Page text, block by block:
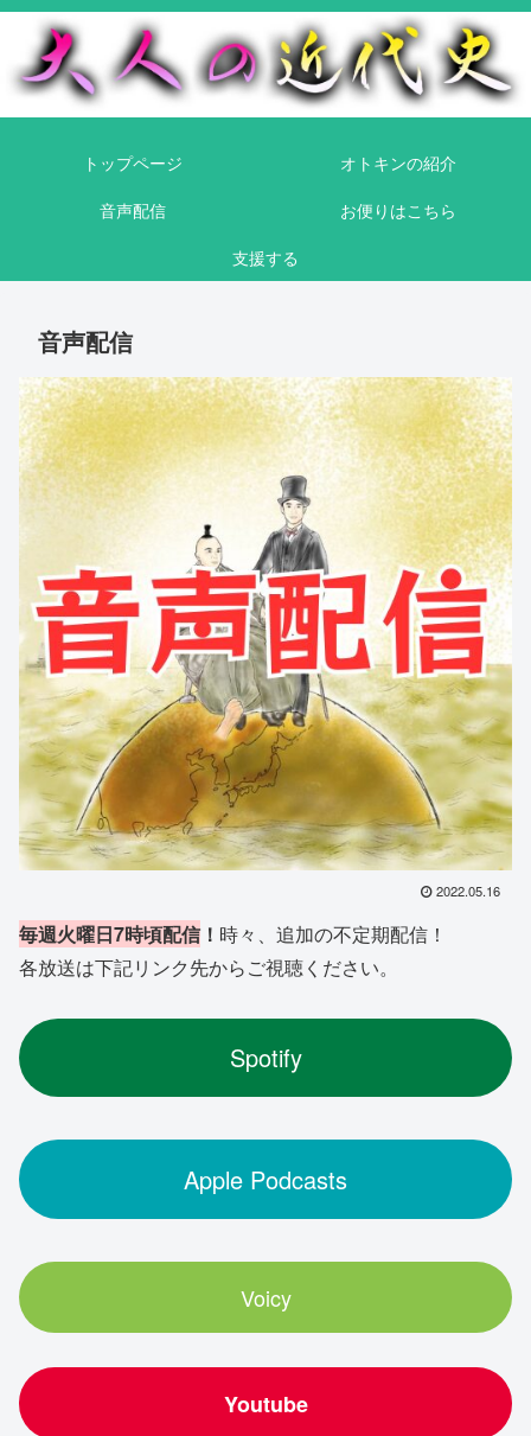
トップページ
オトキンの紹介
音声配信
お便りはこちら
支援する
音声配信
2022.05.16
毎週火曜日7時頃配信 ！ 時々、追加の不定期配信！
各放送は下記リンク先からご視聴ください。
Spotify
Apple Podcasts
Voicy
Youtube